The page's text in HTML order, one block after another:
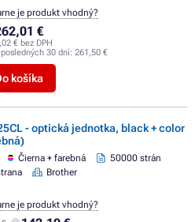
€
€ bez DPH
30 dní: 261,50 €
košíka
je produkt vhodný?
- optická jednotka, black + color
Čierna + farebná
50000 strán
Brother
je produkt vhodný?